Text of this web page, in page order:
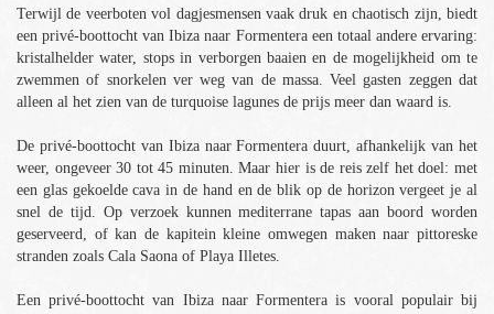
Terwijl de veerboten vol dagjesmensen vaak druk en chaotisch zijn, biedt
een privé-boottocht van Ibiza naar Formentera een totaal andere ervaring:
kristalhelder water, stops in verborgen baaien en de mogelijkheid om te
zwemmen of snorkelen ver weg van de massa. Veel gasten zeggen dat
alleen al het zien van de turquoise lagunes de prijs meer dan waard is.
De privé-boottocht van Ibiza naar Formentera duurt, afhankelijk van het
weer, ongeveer 30 tot 45 minuten. Maar hier is de reis zelf het doel: met
een glas gekoelde cava in de hand en de blik op de horizon vergeet je al
snel de tijd. Op verzoek kunnen mediterrane tapas aan boord worden
geserveerd, of kan de kapitein kleine omwegen maken naar pittoreske
stranden zoals Cala Saona of Playa Illetes.
Een privé-boottocht van Ibiza naar Formentera is vooral populair bij